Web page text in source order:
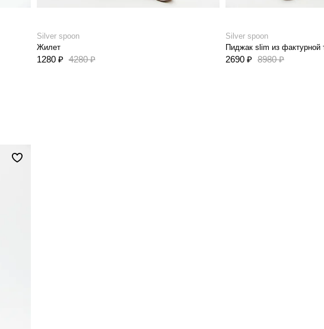
Silver spoon
Жилет
1280 ₽ 4280 ₽
Silver spoon
Пиджак slim из фактурной
2690 ₽ 8980 ₽